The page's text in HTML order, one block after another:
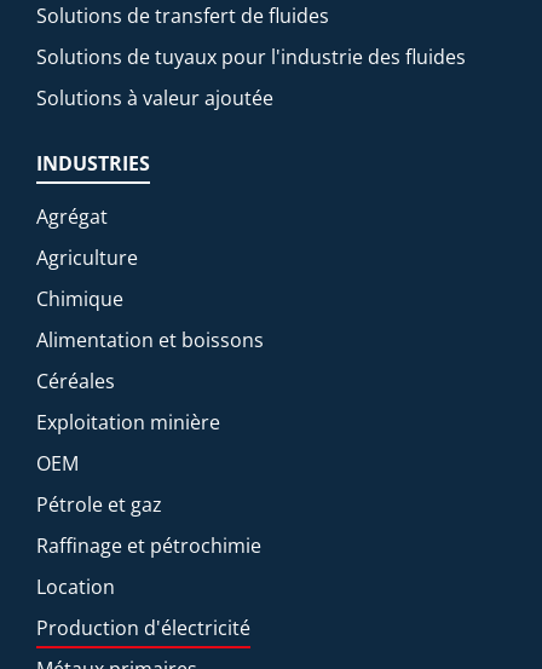
Solutions de transfert de fluides
Solutions de tuyaux pour l'industrie des fluides
Solutions à valeur ajoutée
INDUSTRIES
Agrégat
Agriculture
Chimique
Alimentation et boissons
Céréales
Exploitation minière
OEM
Pétrole et gaz
Raffinage et pétrochimie
Location
Production d'électricité